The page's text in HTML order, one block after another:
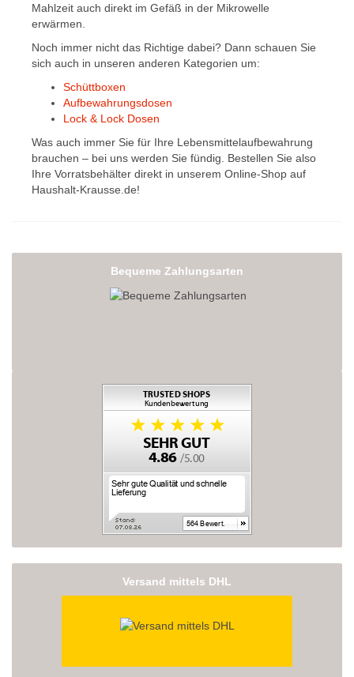
Mahlzeit auch direkt im Gefäß in der Mikrowelle
erwärmen.
Noch immer nicht das Richtige dabei? Dann schauen Sie
sich auch in unseren anderen Kategorien um:
Schüttboxen
Aufbewahrungsdosen
Lock & Lock Dosen
Was auch immer Sie für Ihre Lebensmittelaufbewahrung
brauchen – bei uns werden Sie fündig. Bestellen Sie also
Ihre Vorratsbehälter direkt in unserem Online-Shop auf
Haushalt-Krausse.de!
Bequeme Zahlungsarten
Versand mittels DHL